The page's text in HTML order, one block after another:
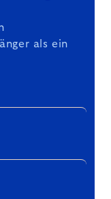
als ein